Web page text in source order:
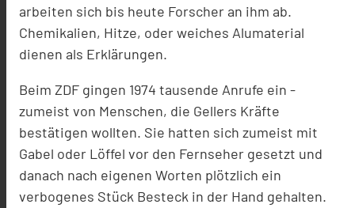
arbeiten sich bis heute Forscher an ihm ab.
Chemikalien, Hitze, oder weiches Alumaterial
dienen als Erklärungen.
Beim ZDF gingen 1974 tausende Anrufe ein -
zumeist von Menschen, die Gellers Kräfte
bestätigen wollten. Sie hatten sich zumeist mit
Gabel oder Löffel vor den Fernseher gesetzt und
danach nach eigenen Worten plötzlich ein
verbogenes Stück Besteck in der Hand gehalten.